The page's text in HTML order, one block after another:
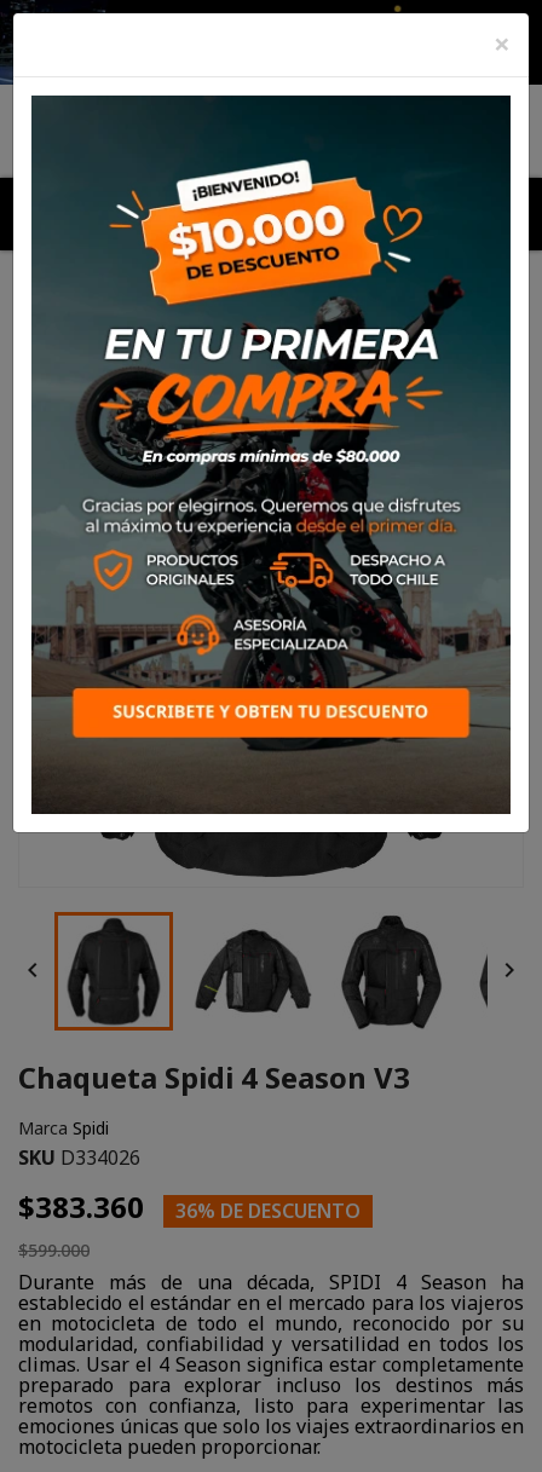
MENU
Productos Equipamiento
Chaqueta Spidi 4
 
Chaqueta Spidi 4 Season V3
Marca Spidi
SKU D334026
$383.360 36% DE DESCUENTO
$599.000
Durante más de una década, SPIDI 4 Season ha
establecido el estándar en el mercado para los viajeros
en motocicleta de todo el mundo, reconocido por su
modularidad, confiabilidad y versatilidad en todos los
climas. Usar el 4 Season significa estar completamente
preparado para explorar incluso los destinos más
remotos con confianza, listo para experimentar las
emociones únicas que solo los viajes extraordinarios en
motocicleta pueden proporcionar.
×